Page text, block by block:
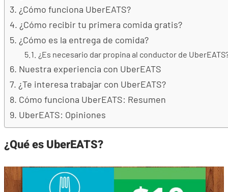
¿Cómo funciona UberEATS?
¿Cómo recibir tu primera comida gratis?
¿Cómo es la entrega de comida?
¿Es necesario dar propina al conductor de
Nuestra experiencia con UberEATS
¿Te interesa trabajar con UberEATS?
Cómo funciona UberEATS: Resumen
UberEATS: Opiniones
¿Qué es UberEATS?